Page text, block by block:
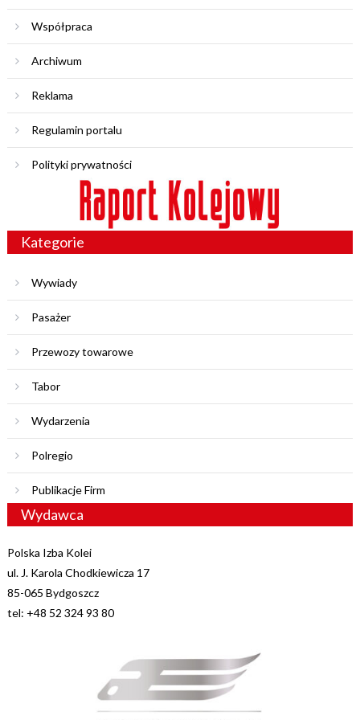
Współpraca
Archiwum
Reklama
Regulamin portalu
Polityki prywatności
Kategorie
Wywiady
Pasażer
Przewozy towarowe
Tabor
Wydarzenia
Polregio
Publikacje Firm
Wydawca
Polska Izba Kolei
ul. J. Karola Chodkiewicza 17
85-065 Bydgoszcz
tel: +48 52 324 93 80